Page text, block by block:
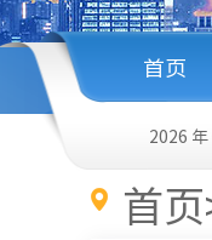
首页
2026 年
首页